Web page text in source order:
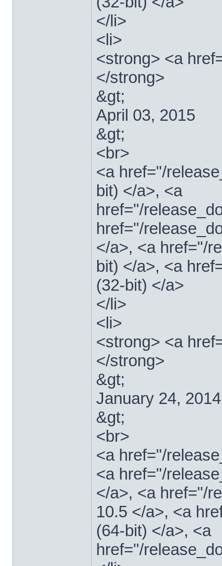
</li>
<li>
<strong> <a
</strong>
&gt;
April 03, 2015
&gt;
<br>
<a href="/
bit) </a>, <a
href="/
href="/
</a>, <a href="/
bit) </a>, <a
(32-bit) </a>
</li>
<li>
<strong> <a
</strong>
&gt;
January 24, 2014
&gt;
<br>
<a href="/
<a href="/
</a>, <a href="/
10.5 </a>, <a
(64-bit) </a>, <a
href="/